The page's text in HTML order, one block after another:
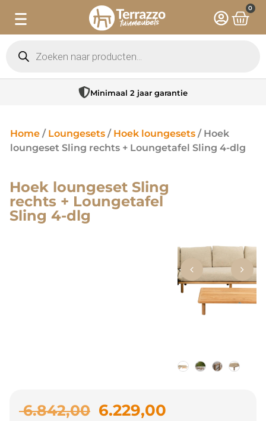
0
Minimaal 2 jaar garantie
Home / Loungesets / Hoek loungesets / Hoek
loungeset Sling rechts + Loungetafel Sling 4-dlg
Hoek loungeset Sling
rechts + Loungetafel
Sling 4-dlg
6.842,00 6.229,00